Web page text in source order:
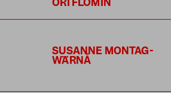
SUSANNE MONTAG-
WÄRNÅ